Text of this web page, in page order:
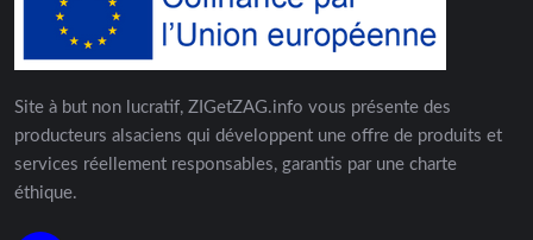
Site à but non lucratif, ZIGetZAG.info vous présente des
producteurs alsaciens qui développent une offre de produits et
services réellement responsables, garantis par une charte
éthique.